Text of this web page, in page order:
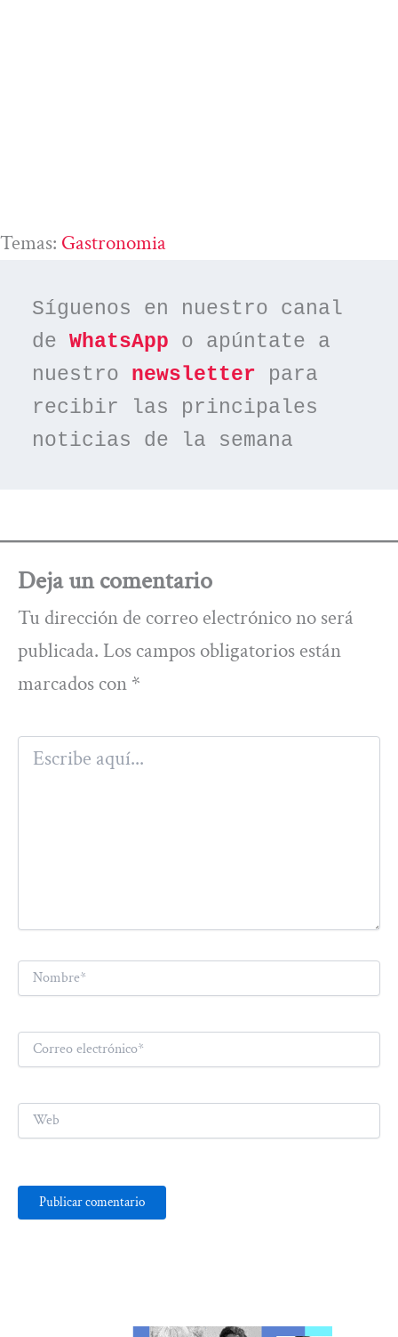
Temas: Gastronomia
Síguenos en nuestro canal
de WhatsApp o apúntate a
nuestro newsletter para
recibir las principales
noticias de la semana
Deja un comentario
Tu dirección de correo electrónico no será
publicada. Los campos obligatorios están
marcados con *
Escribe
aquí...
Nombre*
Correo
electrónico*
Web